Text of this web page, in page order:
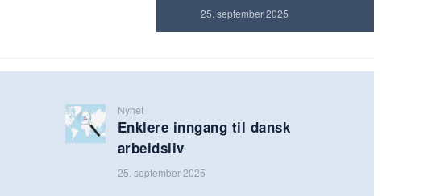
25. september 2025
Nyhet
Enklere inngang til dansk
arbeidsliv
25. september 2025